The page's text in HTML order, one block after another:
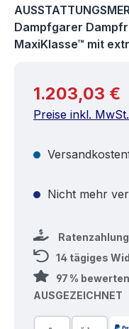
Dampfgarer
MaxiKlasse™ mit
Regulärer Preis:
1.203,03 €
Preise inkl.
Nicht mehr
Ratenzahlung
14 tägiges
97 %
AUSGEZEICHNET